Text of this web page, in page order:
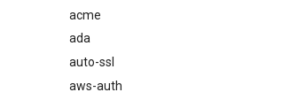
acme
ada
auto-ssl
aws-auth